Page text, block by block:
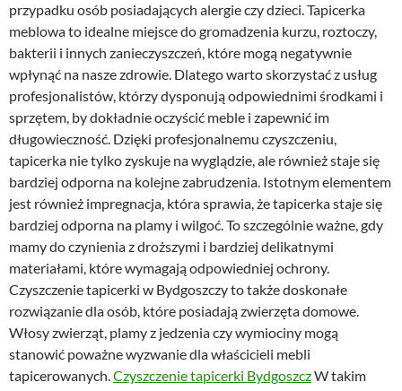
przypadku osób posiadających alergie czy dzieci. Tapicerka
meblowa to idealne miejsce do gromadzenia kurzu, roztoczy,
bakterii i innych zanieczyszczeń, które mogą negatywnie
wpłynąć na nasze zdrowie. Dlatego warto skorzystać z usług
profesjonalistów, którzy dysponują odpowiednimi środkami i
sprzętem, by dokładnie oczyścić meble i zapewnić im
długowieczność. Dzięki profesjonalnemu czyszczeniu,
tapicerka nie tylko zyskuje na wyglądzie, ale również staje się
bardziej odporna na kolejne zabrudzenia. Istotnym elementem
jest również impregnacja, która sprawia, że tapicerka staje się
bardziej odporna na plamy i wilgoć. To szczególnie ważne, gdy
mamy do czynienia z droższymi i bardziej delikatnymi
materiałami, które wymagają odpowiedniej ochrony.
Czyszczenie tapicerki w Bydgoszczy to także doskonałe
rozwiązanie dla osób, które posiadają zwierzęta domowe.
Włosy zwierząt, plamy z jedzenia czy wymiociny mogą
stanowić poważne wyzwanie dla właścicieli mebli
tapicerowanych.Czyszczenie tapicerki BydgoszczW takim